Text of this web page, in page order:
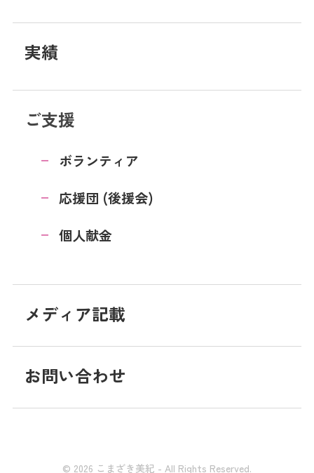
実績
ご支援
ボランティア
応援団 (後援会)
個人献金
メディア記載
お問い合わせ
© 2026 こまざき美紀 - All Rights Reserved.